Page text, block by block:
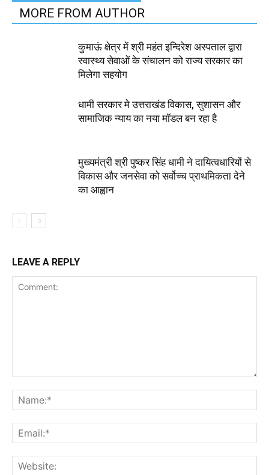
MORE FROM AUTHOR
कुमाऊं क्षेत्र में श्री महंत इन्दिरेश अस्पताल द्वारा
स्वास्थ्य सेवाओं के संचालन को राज्य सरकार का
मिलेगा सहयोग
धामी सरकार मे उत्तराखंड विकास, सुशासन और
सामाजिक न्याय का नया मॉडल बन रहा है
मुख्यमंत्री श्री पुष्कर सिंह धामी ने दायित्वधारियों से
विकास और जनसेवा को सर्वोच्च प्राथमिकता देने
का आह्वान
LEAVE A REPLY